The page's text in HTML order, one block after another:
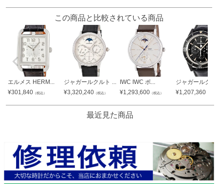
この商品と比較されている商品
エルメス HERM...
¥301,840 （税込）
ジャガールクルト ...
¥3,320,240 （税込）
IWC IWC ポ...
¥1,293,600 （税込）
ジャガールクル
¥1,207,360
最近見た商品